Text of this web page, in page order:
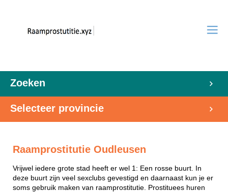
Zoeken
Selecteer provincie
Raamprostitutie Oudleusen
Vrijwel iedere grote stad heeft er wel 1: Een rosse buurt. In
deze buurt zijn veel sexclubs gevestigd en daarnaast kun je er
soms gebruik maken van raamprostitutie. Prostituees huren